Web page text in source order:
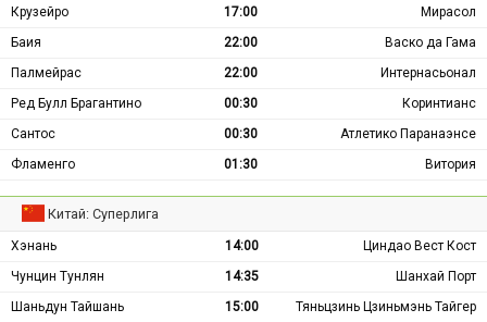
Крузейро 17:00
Мирасол
Баия
22:00
Васко да Гама
Палмейрас
22:00
Интернасьонал
Ред Булл Брагантино
00:30
Коринтианс
Сантос
00:30
Атлетико Паранаэнсе
Фламенго
01:30 Витория
Китай: Суперлига
Хэнань 14:00
Циндао Вест Кост
Чунцин Тунлян
14:35
Шанхай Порт
Шаньдун Тайшань
15:00 Тяньцзинь Цзиньмэнь Тайгер